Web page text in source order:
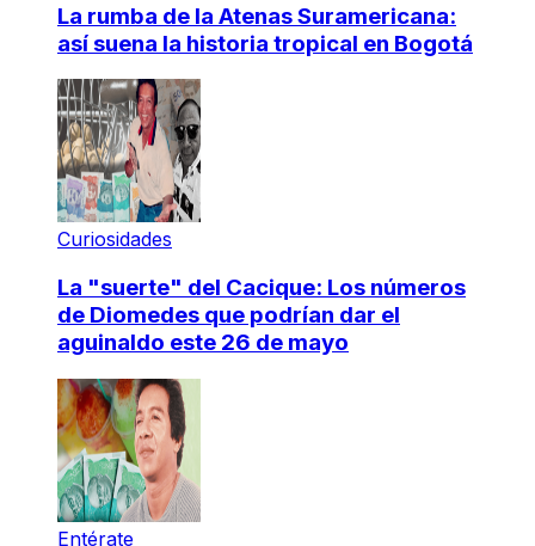
La rumba de la Atenas Suramericana:
así suena la historia tropical en Bogotá
Curiosidades
La "suerte" del Cacique: Los números
de Diomedes que podrían dar el
aguinaldo este 26 de mayo
Entérate